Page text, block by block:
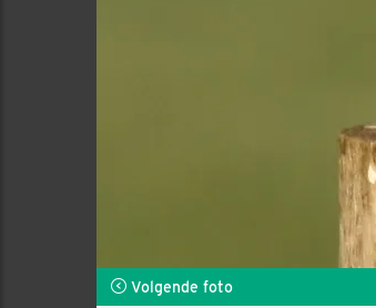
Volgende foto